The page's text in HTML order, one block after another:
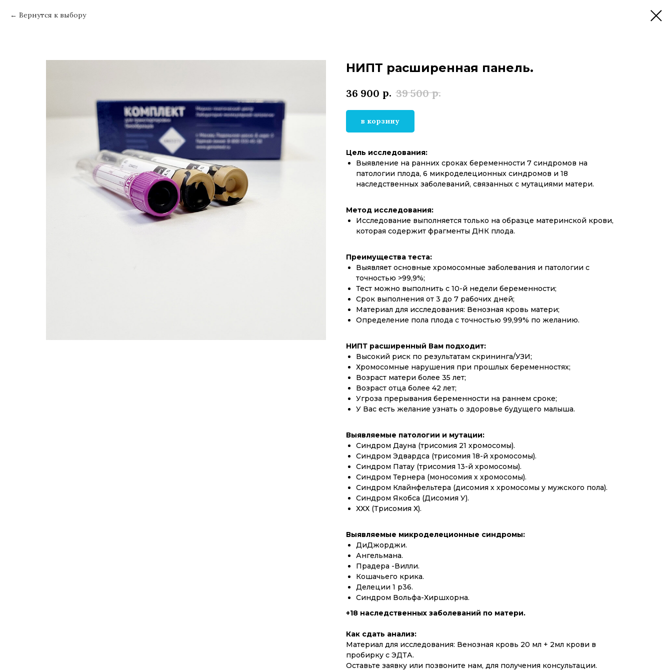
Вернутся к выбору
НИПТ расширенная панель.
36 900 р. 39 500 р.
в корзину
Цель исследования:
Выявление на ранних сроках беременности 7 синдромов на
патологии плода, 6 микроделеционных синдромов и 18
наследственных заболеваний, связанных с мутациями матери.
Метод исследования:
Исследование выполняется только на образце материнской крови,
которая содержит фрагменты ДНК плода.
Преимущества теста:
Выявляет основные хромосомные заболевания и патологии с
точностью >99,9%;
Тест можно выполнить с 10-й недели беременности;
Срок выполнения от 3 до 7 рабочих дней;
Материал для исследования: Венозная кровь матери;
Определение пола плода с точностью 99,99% по желанию.
НИПТ расширенный Вам подходит:
Высокий риск по результатам скрининга/УЗИ;
Хромосомные нарушения при прошлых беременностях;
Возраст матери более 35 лет;
Возраст отца более 42 лет;
Угроза прерывания беременности на раннем сроке;
У Вас есть желание узнать о здоровье будущего малыша.
Выявляемые патологии и мутации:
Синдром Дауна (трисомия 21 хромосомы).
Синдром Эдвардса (трисомия 18-й хромосомы).
Синдром Патау (трисомия 13-й хромосомы).
Синдром Тернера (моносомия х хромосомы).
Синдром Клайнфельтера (дисомия х хромосомы у мужского пола).
Синдром Якобса (Дисомия У).
ХХХ (Трисомия Х).
Выявляемые микроделеционные синдромы:
ДиДжорджи.
Ангельмана.
Прадера -Вилли.
Кошачьего крика.
Делеции 1 р36.
Синдром Вольфа-Хиршхорна.
+18 наследственных заболеваний по матери.
Как сдать анализ:
Материал для исследования: Венозная кровь 20 мл + 2мл крови в
пробирку с ЭДТА.
Оставьте заявку или позвоните нам, для получения консультации.